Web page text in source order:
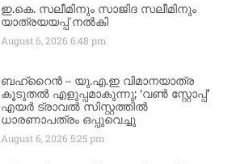
ഇ.കെ. സലീമിനും സാജിദ സലീമിനും
യാത്രയയപ്പ് നൽകി
August 6, 20266:48 pm
ബഹ്‌റൈൻ – യു.എ.ഇ വിമാനയാത്ര
കൂടുതൽ എളുപ്പമാകുന്നു; ‘വൺ സ്റ്റോപ്പ്’
എയർ ട്രാവൽ സിസ്റ്റത്തിൽ
ധാരണാപത്രം ഒപ്പുവെച്ചു
August 6, 20265:25 pm